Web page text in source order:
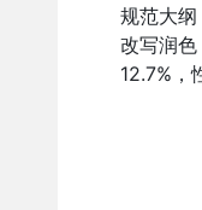
规范大
改写润
12.7%，